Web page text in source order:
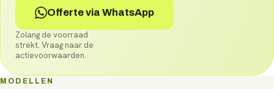
Offerte via WhatsApp
Zolang de voorraad
strekt. Vraag naar de
actievoorwaarden.
MODELLEN